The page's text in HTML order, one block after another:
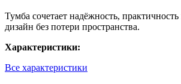
Тумба сочетает надёжность,
дизайн без потери пространства.
Характеристики:
Все характеристики